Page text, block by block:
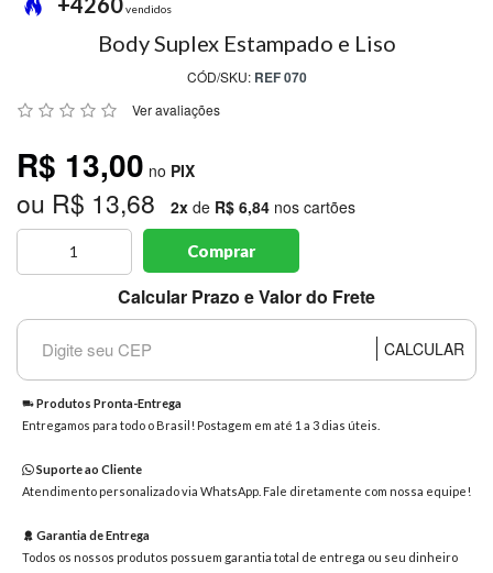
ÚNICO
PROMOÇÕES
MARCAS
ATENDIMENTO
(81)9
8188-
8363
WhatsApp
nos uma
mensagem
vendidos
Body Suplex Estampado e Liso
CÓD/SKU: REF 070
Ver avaliações
R$ 13,00 no PIX
ou R$ 13,68 2x de R$ 6,84 nos cartões
Comprar
Calcular Prazo e Valor do Frete
CALCULAR
Produtos Pronta-Entrega
Entregamos para todo o Brasil! Postagem em até 1 a 3 dias úteis.
Suporte ao Cliente
Atendimento personalizado via WhatsApp. Fale diretamente com nossa equipe!
Garantia de Entrega
Todos os nossos produtos possuem garantia total de entrega ou seu dinheiro